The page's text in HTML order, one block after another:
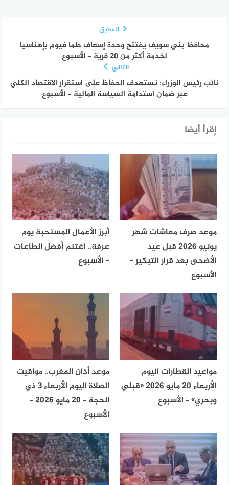
السابق
محافظ بني سويف يفتتح وحدة إسعاف طما فيوم بإهناسيا
لخدمة أكثر من 20 قرية – الأسبوع
التالي
نائب رئيس الوزراء: نستهدف الحفاظ على استقرار الاقتصاد الكلي
عبر ضمان استدامة السياسة المالية – الأسبوع
إقرأ أيضا
موعد صرف معاشات شهر
يونيو 2026 قبل عيد
الأضحى بعد قرار التبكير –
الأسبوع
أبرز الأعمال المستحبة يوم
عرفة.. اغتنم أفضل الطاعات
– الأسبوع
مواعيد القطارات اليوم
الأربعاء 20 مايو 2026 «قبلي
وبحري» – الأسبوع
موعد أذان المغرب.. مواقيت
الصلاة اليوم الأربعاء 3 ذي
الحجة – 20 مايو 2026 –
الأسبوع